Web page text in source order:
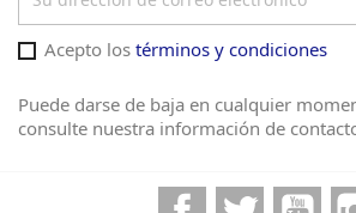
Acepto los términos y condiciones
Puede darse de baja en cualquier
consulte nuestra información de
FacebookTwitter